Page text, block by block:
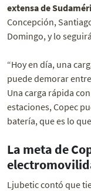
extensa de
Concepción,
Domingo, y lo
“Hoy en día, una
puede demorar entre
Una carga rápida
estaciones, Copec
batería, que es lo
La meta de
Ljubetic contó que